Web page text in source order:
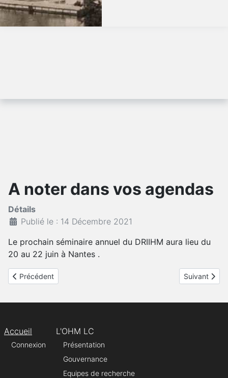
A noter dans vos agendas
Détails
Publié le : 14 Décembre 2021
Le prochain séminaire annuel du DRIIHM aura lieu du
20 au 22 juin à Nantes .
Article précédent : Liste rouge des espèces menacées en
Précédent Article
Suivant
Accueil
Connexion
L'OHM LC
Présentation
Gouvernance
Equipes de recherche